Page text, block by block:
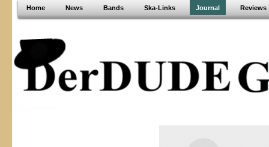
Home News Bands Ska-Links Journal Reviews